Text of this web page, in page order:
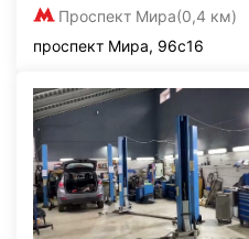
Проспект Мира(0,4 км)
проспект Мира, 96с16